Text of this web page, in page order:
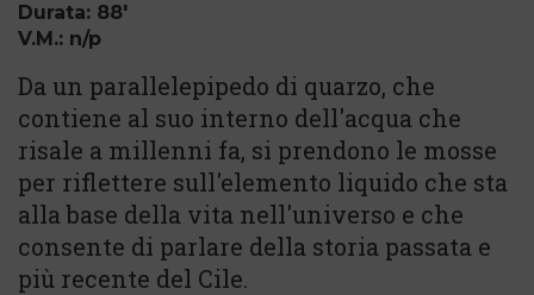
Durata: 88'
V.M.: n/p
Da un parallelepipedo di quarzo, che
contiene al suo interno dell'acqua che
risale a millenni fa, si prendono le mosse
per riflettere sull'elemento liquido che sta
alla base della vita nell'universo e che
consente di parlare della storia passata e
più recente del Cile.